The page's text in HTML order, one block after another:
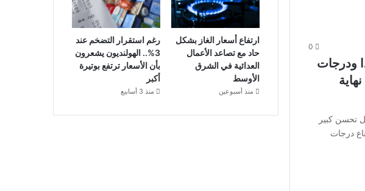
0
ودرجات
25 درجة نهاية
تحسن كبير
درجات
ارتفاع أسعار الغاز بشكل
حاد مع تصاعد الأعمال
العدائية في الشرق
الأوسط
منذ أسبوعين
رغم استقرار التضخم عند
3%.. الهولنديون يشعرون
بأن الأسعار ترتفع بوتيرة
أكبر
منذ 3 أسابيع